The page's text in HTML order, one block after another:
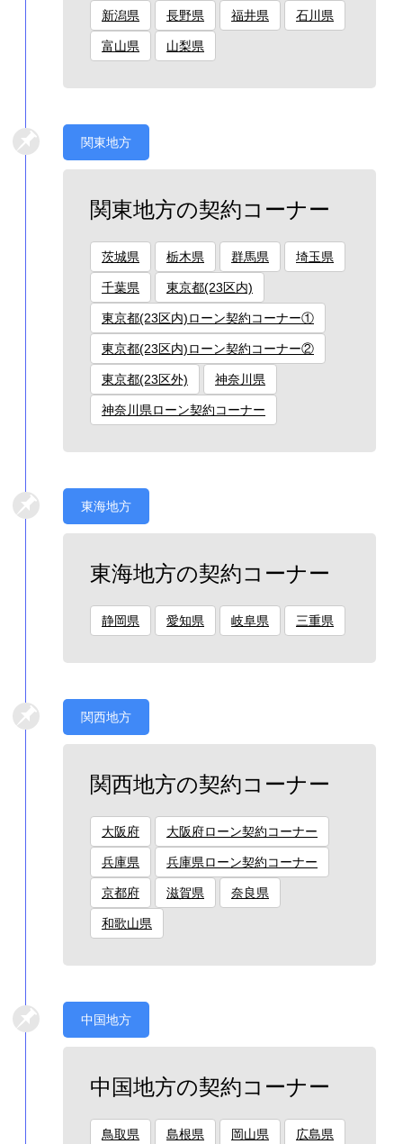
新潟県 長野県 福井県 石川県
富山県 山梨県
関東地方
関東地方の契約コーナー
茨城県 栃木県 群馬県 埼玉県
千葉県 東京都(23区内)
東京都(23区内)ローン契約コーナー①
東京都(23区内)ローン契約コーナー②
東京都(23区外) 神奈川県
神奈川県ローン契約コーナー
東海地方
東海地方の契約コーナー
静岡県 愛知県 岐阜県 三重県
関西地方
関西地方の契約コーナー
大阪府 大阪府ローン契約コーナー
兵庫県 兵庫県ローン契約コーナー
京都府 滋賀県 奈良県
和歌山県
中国地方
中国地方の契約コーナー
鳥取県 島根県 岡山県 広島県